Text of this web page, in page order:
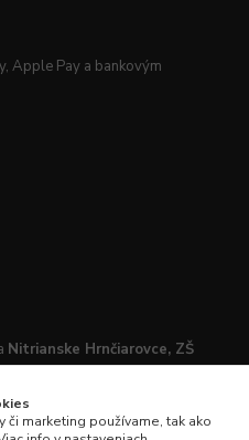
Apple Pay a bankovým
Nitrianske Hrnčiarovce, ZŠ
či marketing používame, tak ako